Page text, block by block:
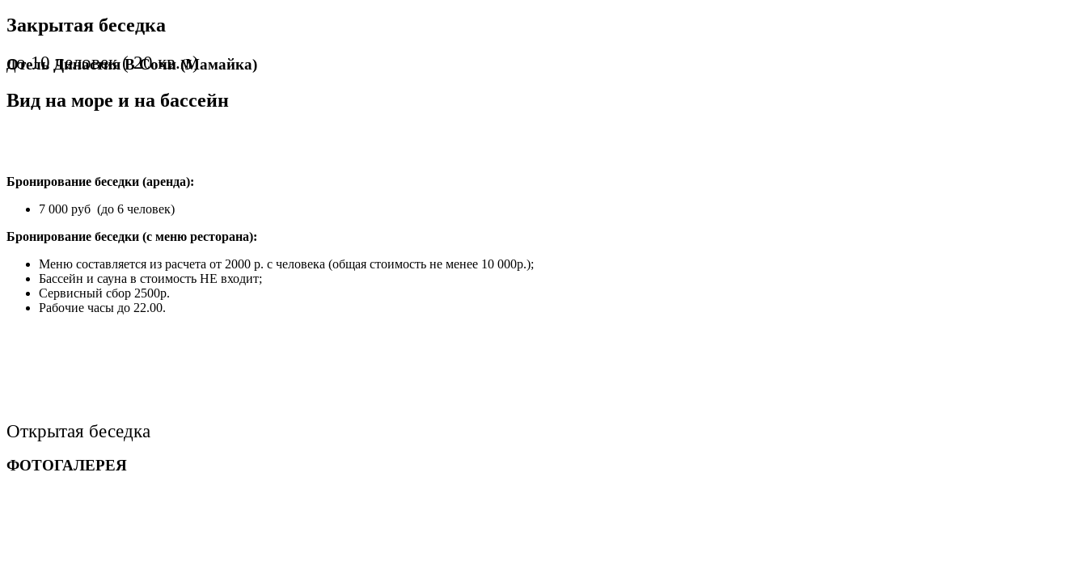
Беседки
Отель Династия В Сочи (Мамайка)
Закрытая беседка
до 10 человек ( 20 кв.м)
Вид на море и на бассейн
Бронирование беседки (аренда):
7 000 руб (до 6 человек)
Бронирование беседки (с меню ресторана):
Меню составляется из расчета от 2000 р. с человека (общая стоимость не менее 10 000р.);
Бассейн и сауна в стоимость НЕ входит;
Сервисный сбор 2500р.
Рабочие часы до 22.00.
Открытая беседка
ФОТОГАЛЕРЕЯ